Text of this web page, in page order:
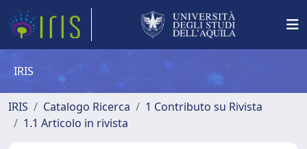
IRIS
IRIS Catalogo Ricerca
1 Contributo su Rivista
1.1 Articolo in rivista